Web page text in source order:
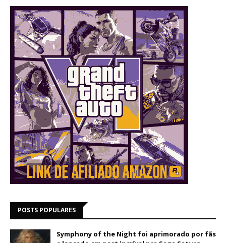
POSTS POPULARES
Symphony of the Night foi aprimorado por fãs